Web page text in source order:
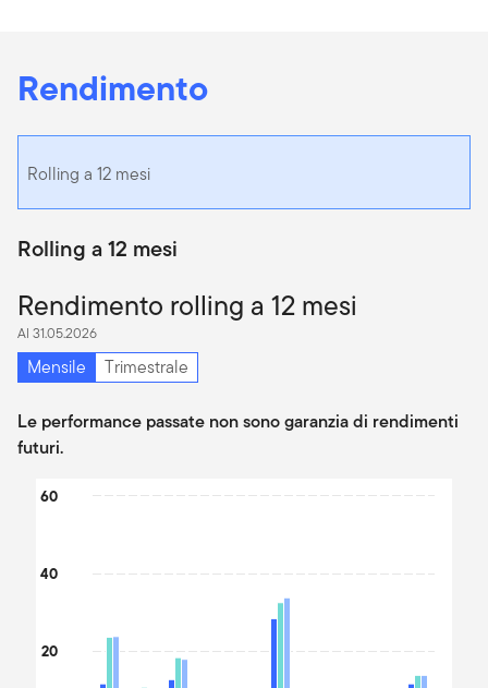
Rendimento
Rolling a 12 mesi
Rolling a 12 mesi
Rendimento rolling a 12 mesi
Al 31.05.2026
Mensile Trimestrale
Le performance passate non sono garanzia di rendimenti
futuri.
Chart
The chart has 1 Y axis displaying values. Data ranges from -
20
40
60